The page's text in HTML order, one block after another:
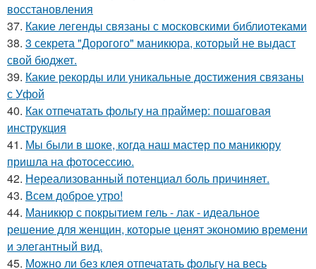
восстановления
37. Какие легенды связаны с московскими библиотеками
38. 3 секрета "Дорогого" маникюра, который не выдаст
свой бюджет.
39. Какие рекорды или уникальные достижения связаны
с Уфой
40. Как отпечатать фольгу на праймер: пошаговая
инструкция
41. Мы были в шоке, когда наш мастер по маникюру
пришла на фотосессию.
42. Нереализованный потенциал боль причиняет.
43. Всем доброе утро!
44. Маникюр с покрытием гель - лак - идеальное
решение для женщин, которые ценят экономию времени
и элегантный вид.
45. Можно ли без клея отпечатать фольгу на весь